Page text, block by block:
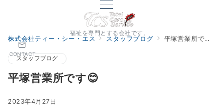
福祉を専門とする会社です。
CONTACT
株式会社ティー・シー・エス スタッフブログ 平塚営業所です😊
スタッフブログ
平塚営業所です😊
2023年4月27日